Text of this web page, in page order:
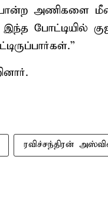
அணிகளை
போட்டியில்
ரவிச்சந்திரன்